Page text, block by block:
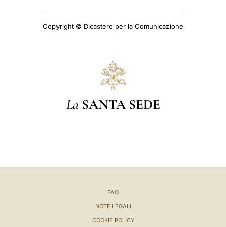
Copyright © Dicastero per la Comunicazione
La SANTA SEDE
FAQ
NOTE LEGALI
COOKIE POLICY